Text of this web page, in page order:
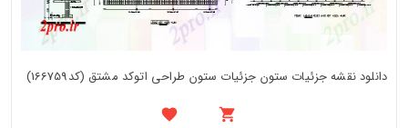
دانلود نقشه جزئیات ستون جزئیات ستون طراحی اتوکد مشتق (کد166759)